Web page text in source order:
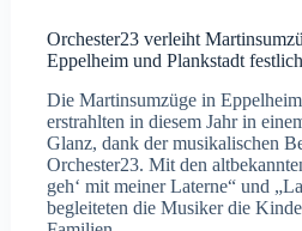
Orchester23 verleiht
Eppelheim und Plankstadt
Die Martinsumzüge in
erstrahlten in diesem Jahr in
Glanz, dank der musikalischen
Orchester23. Mit den
geh‘ mit meiner Laterne“ und
begleiteten die Musiker die